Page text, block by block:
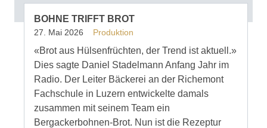
BOHNE TRIFFT BROT
27. Mai 2026 Produktion
«Brot aus Hülsenfrüchten, der Trend ist aktuell.»
Dies sagte Daniel Stadelmann Anfang Jahr im
Radio. Der Leiter Bäckerei an der Richemont
Fachschule in Luzern entwickelte damals
zusammen mit seinem Team ein
Bergackerbohnen-Brot. Nun ist die Rezeptur